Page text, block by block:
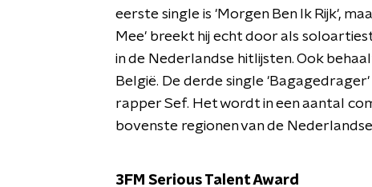
eerste single is 'Morgen Ben Ik Rijk',
Mee' breekt hij echt door als
in de Nederlandse hitlijsten. Ook
België. De derde single
rapper Sef. Het wordt in een aantal
bovenste regionen van de
3FM Serious Talent Award